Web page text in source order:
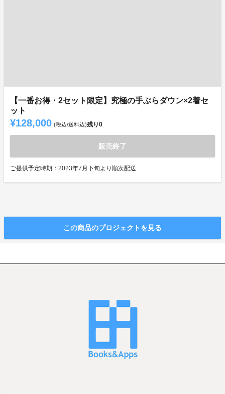
【一番お得・2セット限定】究極の手ぶらダウン×2着セ
ット
¥128,000 (税込/送料込)残り0
販売終了
ご提供予定時期：2023年7月下旬より順次配送
この商品のプロジェクトを見る